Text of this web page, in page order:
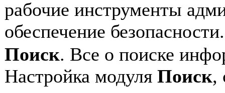
рабочие инструменты
обеспечение безопасности.
Поиск. Все о поиске
Настройка модуля Поиск,